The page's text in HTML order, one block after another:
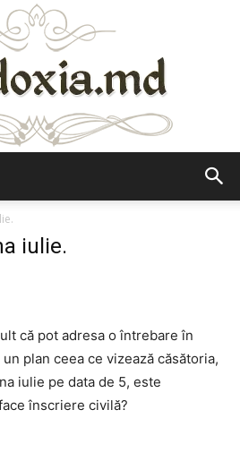
iulie.
că pot adresa o întrebare în
plan ceea ce vizează căsătoria,
iulie pe data de 5, este
înscriere civilă?